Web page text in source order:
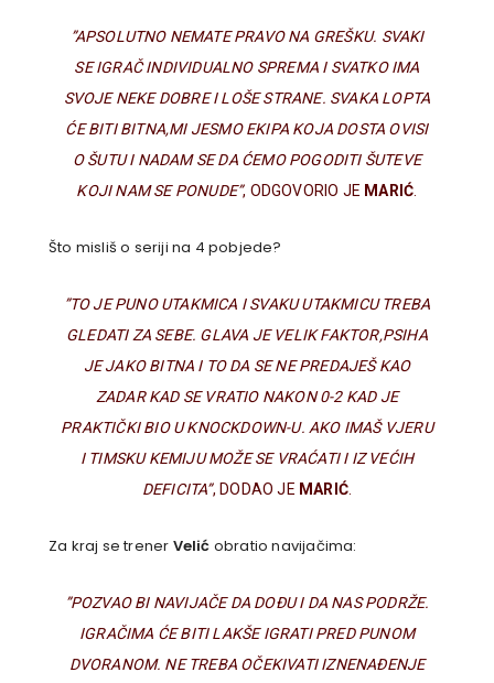
”APSOLUTNO NEMATE PRAVO NA GREŠKU. SVAKI
SE IGRAČ INDIVIDUALNO SPREMA I SVATKO IMA
SVOJE NEKE DOBRE I LOŠE STRANE. SVAKA LOPTA
ĆE BITI BITNA,MI JESMO EKIPA KOJA DOSTA OVISI
O ŠUTU I NADAM SE DA ĆEMO POGODITI ŠUTEVE
KOJI NAM SE PONUDE”, ODGOVORIO JE MARIĆ.
Što misliš o seriji na 4 pobjede?
”TO JE PUNO UTAKMICA I SVAKU UTAKMICU TREBA
GLEDATI ZA SEBE. GLAVA JE VELIK FAKTOR,PSIHA
JE JAKO BITNA I TO DA SE NE PREDAJEŠ KAO
ZADAR KAD SE VRATIO NAKON 0-2 KAD JE
PRAKTIČKI BIO U KNOCKDOWN-U. AKO IMAŠ VJERU
I TIMSKU KEMIJU MOŽE SE VRAĆATI I IZ VEĆIH
DEFICITA”, DODAO JE MARIĆ.
Za kraj se trener Velić obratio navijačima:
”POZVAO BI NAVIJAČE DA DOĐU I DA NAS PODRŽE.
IGRAČIMA ĆE BITI LAKŠE IGRATI PRED PUNOM
DVORANOM. NE TREBA OČEKIVATI IZNENAĐENJE